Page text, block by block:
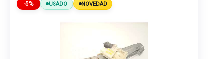
-5% USADO NOVEDAD